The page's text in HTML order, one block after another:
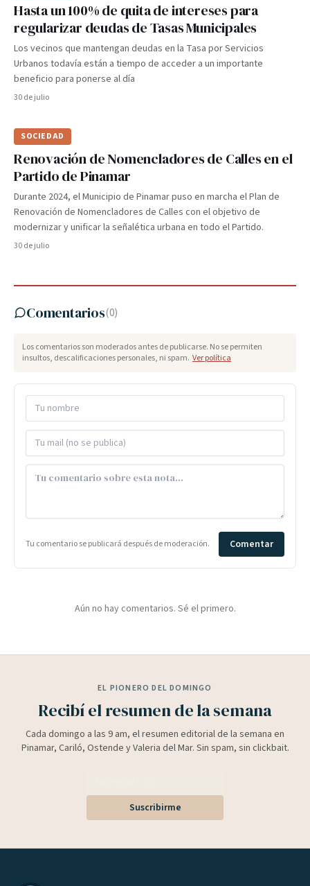
Hasta un 100% de quita de intereses para
regularizar deudas de Tasas Municipales
Los vecinos que mantengan deudas en la Tasa por Servicios
Urbanos todavía están a tiempo de acceder a un importante
beneficio para ponerse al día
30 de julio
SOCIEDAD
Renovación de Nomencladores de Calles en el
Partido de Pinamar
Durante 2024, el Municipio de Pinamar puso en marcha el Plan de
Renovación de Nomencladores de Calles con el objetivo de
modernizar y unificar la señalética urbana en todo el Partido.
30 de julio
Comentarios(0)
Los comentarios son moderados antes de publicarse. No se permiten
insultos, descalificaciones personales, ni spam. Ver política
Tu comentario se publicará después de moderación. Comentar
Aún no hay comentarios. Sé el primero.
EL PIONERO DEL DOMINGO
Recibí el resumen de la semana
Cada domingo a las 9 am, el resumen editorial de la semana en
Pinamar, Cariló, Ostende y Valeria del Mar. Sin spam, sin clickbait.
Suscribirme